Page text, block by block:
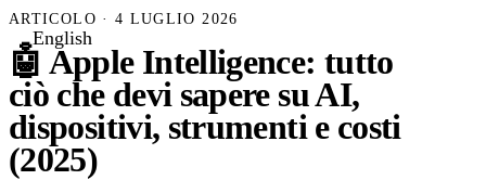
English
ARTICOLO · 4 LUGLIO 2026
🤖 Apple Intelligence: tutto
ciò che devi sapere su AI,
dispositivi, strumenti e costi
(2025)